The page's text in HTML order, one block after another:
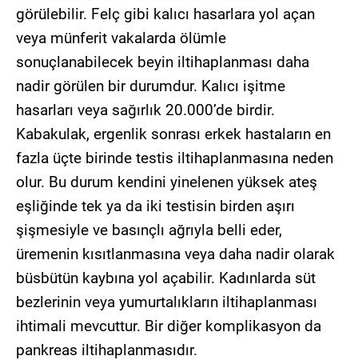
görülebilir. Felç gibi kalıcı hasarlara yol açan
veya münferit vakalarda ölümle
sonuçlanabilecek beyin iltihaplanması daha
nadir görülen bir durumdur. Kalıcı işitme
hasarları veya sağırlık 20.000’de birdir.
Kabakulak, ergenlik sonrası erkek hastaların en
fazla üçte birinde testis iltihaplanmasına neden
olur. Bu durum kendini yinelenen yüksek ateş
eşliğinde tek ya da iki testisin birden aşırı
şişmesiyle ve basınçlı ağrıyla belli eder,
üremenin kısıtlanmasına veya daha nadir olarak
büsbütün kaybına yol açabilir. Kadınlarda süt
bezlerinin veya yumurtalıkların iltihaplanması
ihtimali mevcuttur. Bir diğer komplikasyon da
pankreas iltihaplanmasıdır.